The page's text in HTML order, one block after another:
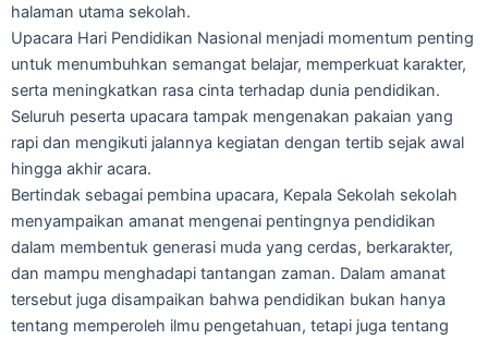
halaman utama sekolah.
Upacara Hari Pendidikan Nasional menjadi momentum penting
untuk menumbuhkan semangat belajar, memperkuat karakter,
serta meningkatkan rasa cinta terhadap dunia pendidikan.
Seluruh peserta upacara tampak mengenakan pakaian yang
rapi dan mengikuti jalannya kegiatan dengan tertib sejak awal
hingga akhir acara.
Bertindak sebagai pembina upacara, Kepala Sekolah sekolah
menyampaikan amanat mengenai pentingnya pendidikan
dalam membentuk generasi muda yang cerdas, berkarakter,
dan mampu menghadapi tantangan zaman. Dalam amanat
tersebut juga disampaikan bahwa pendidikan bukan hanya
tentang memperoleh ilmu pengetahuan, tetapi juga tentang